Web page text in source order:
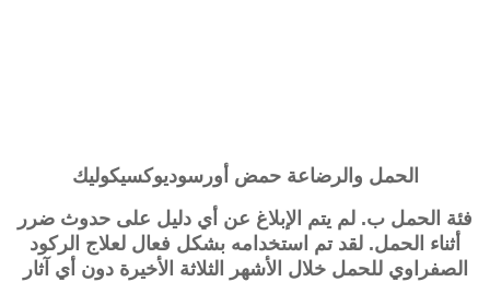
الحمل والرضاعةحمض أورسوديوكسيكوليك
فئة الحمل ب. لم يتم الإبلاغ عن أي دليل على حدوث ضرر
أثناء الحمل. لقد تم استخدامه بشكل فعال لعلاج الركود
الصفراوي للحمل خلال الأشهر الثلاثة الأخيرة دون أي آثار